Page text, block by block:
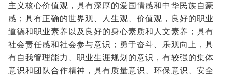
主义核心价值观，具有深厚的爱国情感和中华民族自豪
感；具有正确的世界观、人生观、价值观，良好的职业
道德和职业素养以及良好的身心素质和人文素养；具有
社会责任感和社会参与意识；勇于奋斗、乐观向上，具
有自我管理能力、职业生涯规划的意识，有较强的集体
意识和团队合作精神，具有质量意识、环保意识、安全